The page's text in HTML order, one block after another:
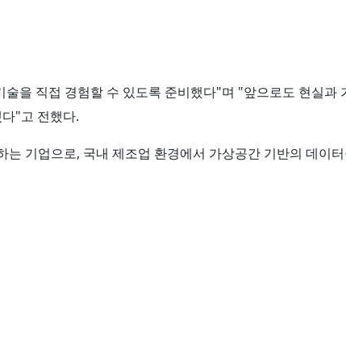
을 직접 경험할 수 있도록 준비했다"며 "앞으로도 현실과
"고 전했다.
기업으로, 국내 제조업 환경에서 가상공간 기반의 데이